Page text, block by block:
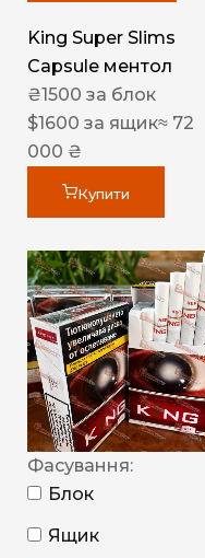
King Super Slims
Capsule ментол
₴1500 за блок
$1600 за ящик≈ 72
000 ₴
Купити
Фасування:
Блок
Ящик